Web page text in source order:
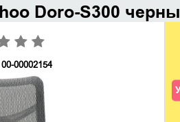
Doro-S300
00002154